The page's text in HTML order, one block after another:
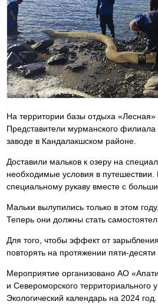
На территории базы отдыха
Представители мурманского
заводе в Кандалакшском районе.
Доставили мальков к озеру на
необходимые условия в
специальному рукаву вместе с
Мальки вылупились только в этом
Теперь они должны стать
Для того, чтобы эффект от
повторять на протяжении пяти-десяти
Мероприятие организовано АО
и Североморского территориального
Экологический календарь на 2024 год.